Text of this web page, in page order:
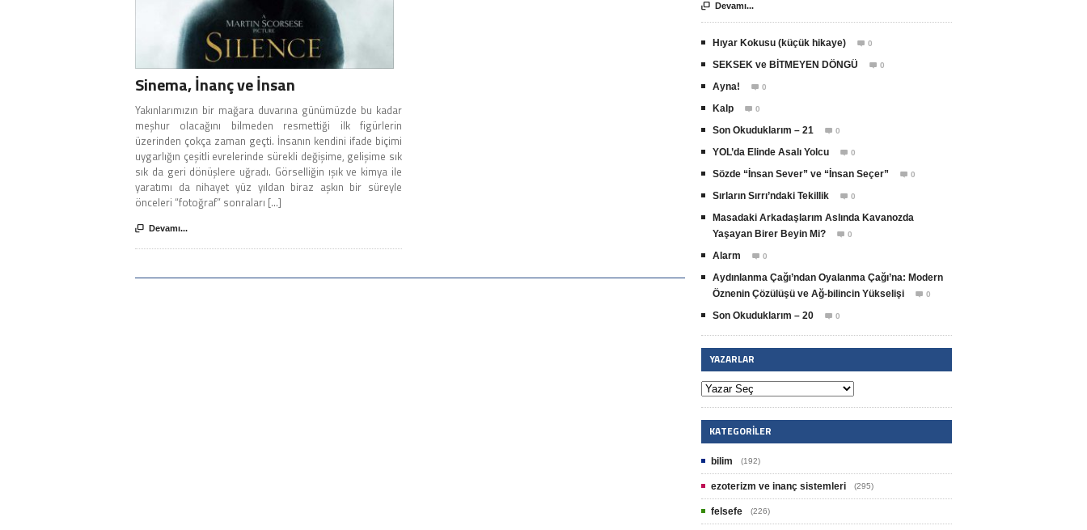
Sinema, İnanç ve İnsan
Yakınlarımızın bir mağara duvarına günümüzde bu kadar
meşhur olacağını bilmeden resmettiği ilk figürlerin
üzerinden çokça zaman geçti. İnsanın kendini ifade biçimi
uygarlığın çeşitli evrelerinde sürekli değişime, gelişime sık
sık da geri dönüşlere uğradı. Görselliğin ışık ve kimya ile
yaratımı da nihayet yüz yıldan biraz aşkın bir süreyle
önceleri “fotoğraf” sonraları [...]
 Devamı...
 Devamı...
Hıyar Kokusu (küçük hikaye)  0
SEKSEK ve BİTMEYEN DÖNGÜ  0
Ayna!  0
Kalp  0
Son Okuduklarım – 21  0
YOL’da Elinde Asalı Yolcu  0
Sözde “İnsan Sever” ve “İnsan Seçer”  0
Sırların Sırrı’ndaki Tekillik  0
Masadaki Arkadaşlarım Aslında Kavanozda
Yaşayan Birer Beyin Mi?
 0
Alarm  0
Aydınlanma Çağı’ndan Oyalanma Çağı’na: Modern
Öznenin Çözülüşü ve Ağ-bilincin Yükselişi
 0
Son Okuduklarım – 20  0
YAZARLAR
KATEGORILER
bilim (192)
ezoterizm ve inanç sistemleri (295)
felsefe (226)